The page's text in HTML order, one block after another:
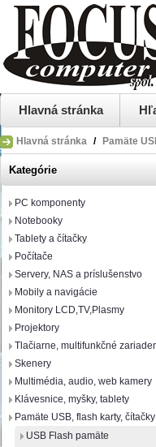
Hlavná stránka
Hlavná stránka / Pamäte
Kategórie
PC komponenty
Notebooky
Tablety a čítačky
Počítače
Servery, NAS a príslušenstvo
Mobily a navigácie
Monitory LCD,TV,Plasmy
Projektory
Tlačiarne, multifunkčné
Skenery
Multimédia, audio, web kamery
Klávesnice, myšky, tablety
Pamäte USB, flash karty, čítačky
USB Flash pamäte